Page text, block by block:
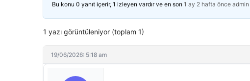
Bu konu 0 yanıt içerir, 1 izleyen vardır ve en son 1 ay 2 hafta önce admin
1 yazı görüntüleniyor (toplam 1)
19/06/2026: 5:18 am